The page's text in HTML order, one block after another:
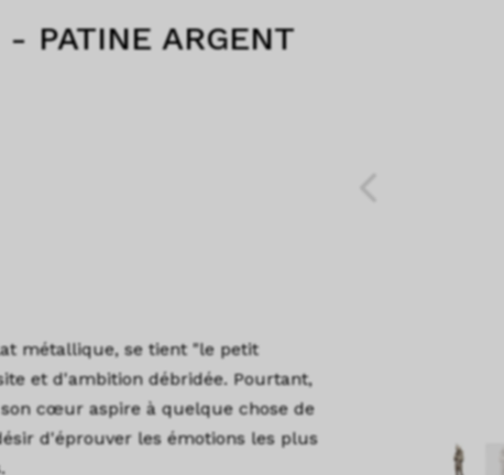
ARGENT
métallique, se tient "le petit
et d'ambition débridée. Pourtant,
cœur aspire à quelque chose de
d'éprouver les émotions les plus